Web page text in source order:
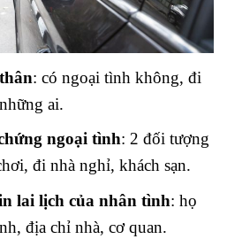
: có ngoại tình không, đi
ai.
ngoại tình: 2 đối tượng
đi nhà nghỉ, khách sạn.
lai lịch của nhân tình: họ
địa chỉ nhà, cơ quan.